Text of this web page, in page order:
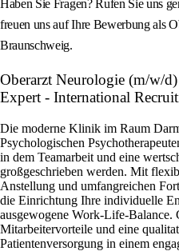
Haben Sie Fragen? Rufen Sie uns
freuen uns auf Ihre Bewerbung als
Braunschweig.
Oberarzt Neurologie (m/w/
Expert - International
Die moderne Klinik im Raum
Psychologischen
in dem Teamarbeit und eine
großgeschrieben werden. Mit
Anstellung und umfangreichen
die Einrichtung Ihre individuelle
ausgewogene Work-Life-Balance.
Mitarbeitervorteile und eine
Patientenversorgung in einem